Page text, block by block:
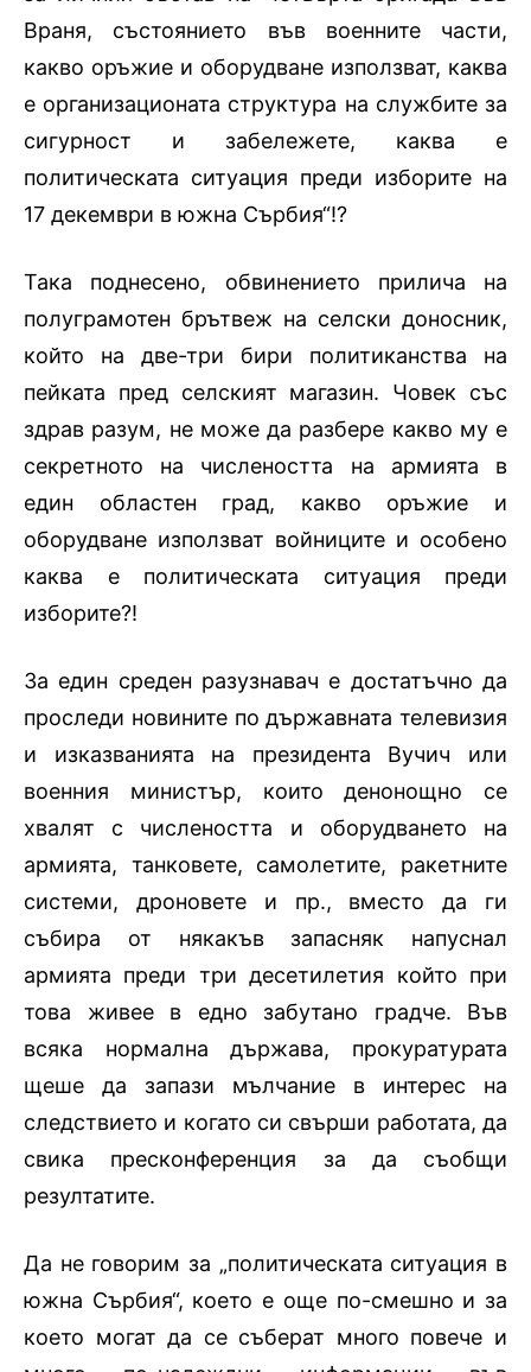
Враня, състоянието във военните части,
какво оръжие и оборудване използват, каква
е организационата структура на службите за
сигурност и забележете, каква е
политическата ситуация преди изборите на
17 декември в южна Сърбия“!?
Така поднесено, обвинението прилича на
полуграмотен брътвеж на селски доносник,
който на две-три бири политиканства на
пейката пред селският магазин. Човек със
здрав разум, не може да разбере какво му е
секретното на числеността на армията в
един областен град, какво оръжие и
оборудване използват войниците и особено
каква е политическата ситуация преди
изборите?!
За един среден разузнавач е достатъчно да
проследи новините по държавната телевизия
и изказванията на президента Вучич или
военния министър, които денонощно се
хвалят с числеността и оборудването на
армията, танковете, самолетите, ракетните
системи, дроновете и пр., вместо да ги
събира от някакъв запасняк напуснал
армията преди три десетилетия който при
това живее в едно забутано градче. Във
всяка нормална държава, прокуратурата
щеше да запази мълчание в интерес на
следствието и когато си свърши работата, да
свика пресконференция за да съобщи
резултатите.
Да не говорим за „политическата ситуация в
южна Сърбия“, което е още по-смешно и за
което могат да се съберат много повече и